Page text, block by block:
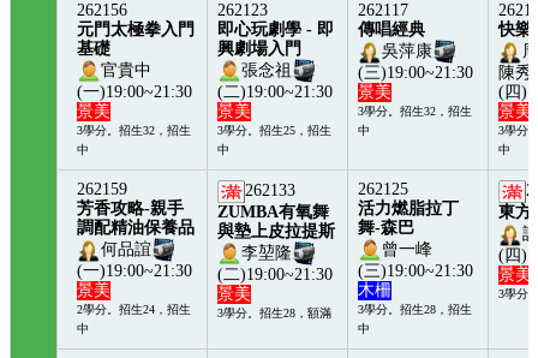
262156
元門太極拳入門
基礎
官貴中
(一)19:00~21:30
景美
3學分。招生32，招生
中
262123
即心玩劇學 - 即
興劇場入門
張念祖
(二)19:00~21:30
景美
3學分。招生25，招生
中
262117
傳唱經典
吳萍康
(三)19:00~21:30
景美
3學分。招生32，招生
中
快樂
陳秀
(四
景美
3學分
中
262159
芳香攻略-親手
調配精油保養品
何品誼
(一)19:00~21:30
景美
2學分。招生24，招生
中
262133
ZUMBA有氧舞
與墊上皮拉提斯
李堃隆
(二)19:00~21:30
景美
3學分。招生28，額滿
262125
活力燃脂拉丁
舞-森巴
曾一峰
(三)19:00~21:30
木柵
3學分。招生28，招生
中
東方
(四
景美
3學分